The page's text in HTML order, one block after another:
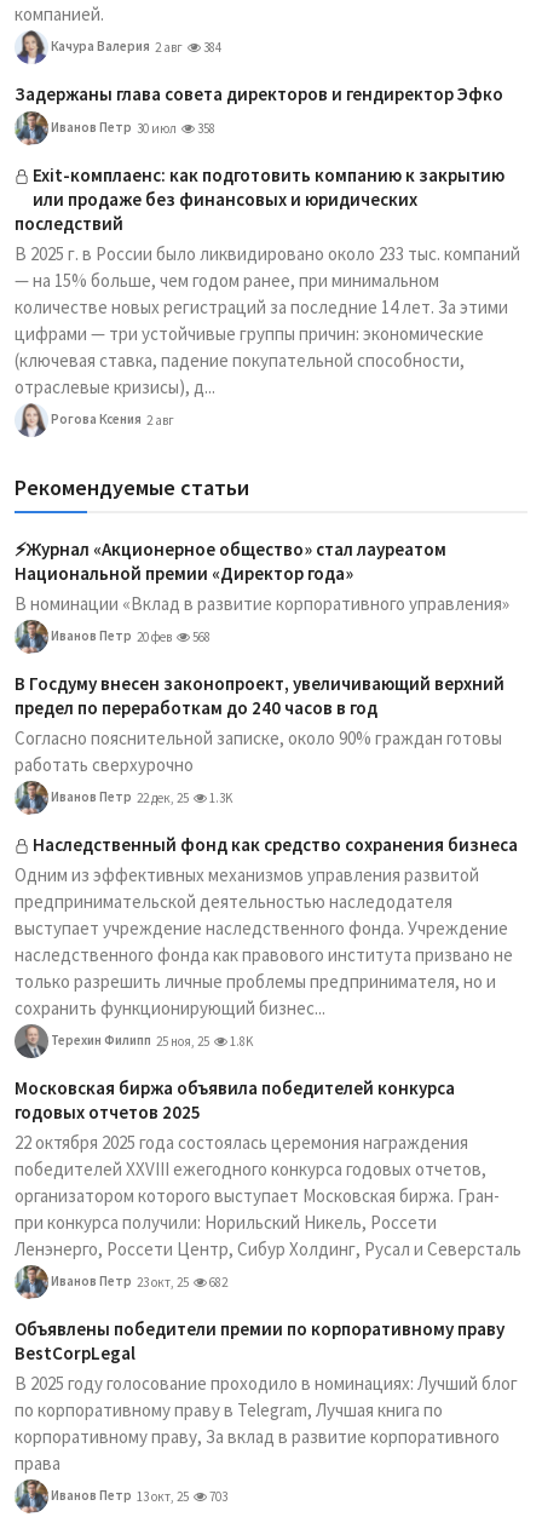
компанией.
Качура Валерия 2 авг 384
Задержаны глава совета директоров и гендиректор Эфко
Иванов Петр 30 июл 358
Exit-комплаенс: как подготовить компанию к закрытию
или продаже без финансовых и юридических
последствий
В 2025 г. в России было ликвидировано около 233 тыс. компаний
— на 15% больше, чем годом ранее, при минимальном
количестве новых регистраций за последние 14 лет. За этими
цифрами — три устойчивые группы причин: экономические
(ключевая ставка, падение покупательной способности,
отраслевые кризисы), д...
Рогова Ксения 2 авг
Рекомендуемые статьи
⚡️Журнал «Акционерное общество» стал лауреатом
Национальной премии «Директор года»
В номинации «Вклад в развитие корпоративного управления»
Иванов Петр 20 фев 568
В Госдуму внесен законопроект, увеличивающий верхний
предел по переработкам до 240 часов в год
Согласно пояснительной записке, около 90% граждан готовы
работать сверхурочно
Иванов Петр 22 дек, 25 1.3K
Наследственный фонд как средство сохранения бизнеса
Одним из эффективных механизмов управления развитой
предпринимательской деятельностью наследодателя
выступает учреждение наследственного фонда. Учреждение
наследственного фонда как правового института призвано не
только разрешить личные проблемы предпринимателя, но и
сохранить функционирующий бизнес...
Терехин Филипп 25 ноя, 25 1.8K
Московская биржа объявила победителей конкурса
годовых отчетов 2025
22 октября 2025 года состоялась церемония награждения
победителей XXVIII ежегодного конкурса годовых отчетов,
организатором которого выступает Московская биржа. Гран-
при конкурса получили: Норильский Никель, Россети
Ленэнерго, Россети Центр, Сибур Холдинг, Русал и Северсталь
Иванов Петр 23 окт, 25 682
Объявлены победители премии по корпоративному праву
BestCorpLegal
В 2025 году голосование проходило в номинациях: Лучший блог
по корпоративному праву в Telegram, Лучшая книга по
корпоративному праву, За вклад в развитие корпоративного
права
Иванов Петр 13 окт, 25 703